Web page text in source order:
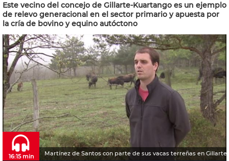
Este vecino del concejo de Gillarte-Kuartango es un ejemplo
de relevo generacional en el sector primario y apuesta por
la cría de bovino y equino autóctono
Martínez de Santos con parte de sus vacas terreñas en Gillarte.
16:15 min